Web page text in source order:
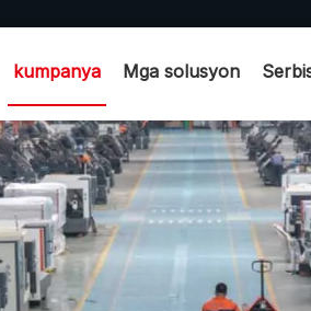
kumpanya Mga solusyon